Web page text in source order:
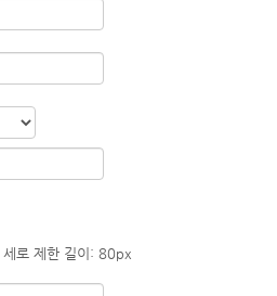
로 제한 길이: 80px